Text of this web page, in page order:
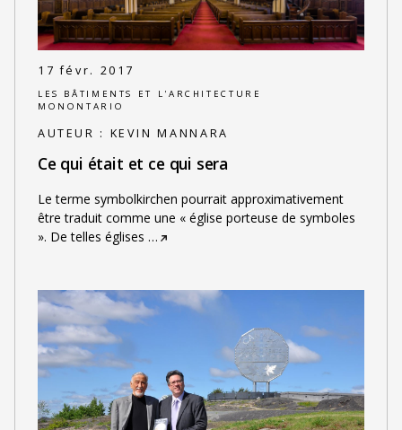
17 févr. 2017
LES BÂTIMENTS ET L'ARCHITECTURE
MONONTARIO
AUTEUR : KEVIN MANNARA
Ce qui était et ce qui sera
Le terme symbolkirchen pourrait approximativement
être traduit comme une « église porteuse de symboles
». De telles églises …